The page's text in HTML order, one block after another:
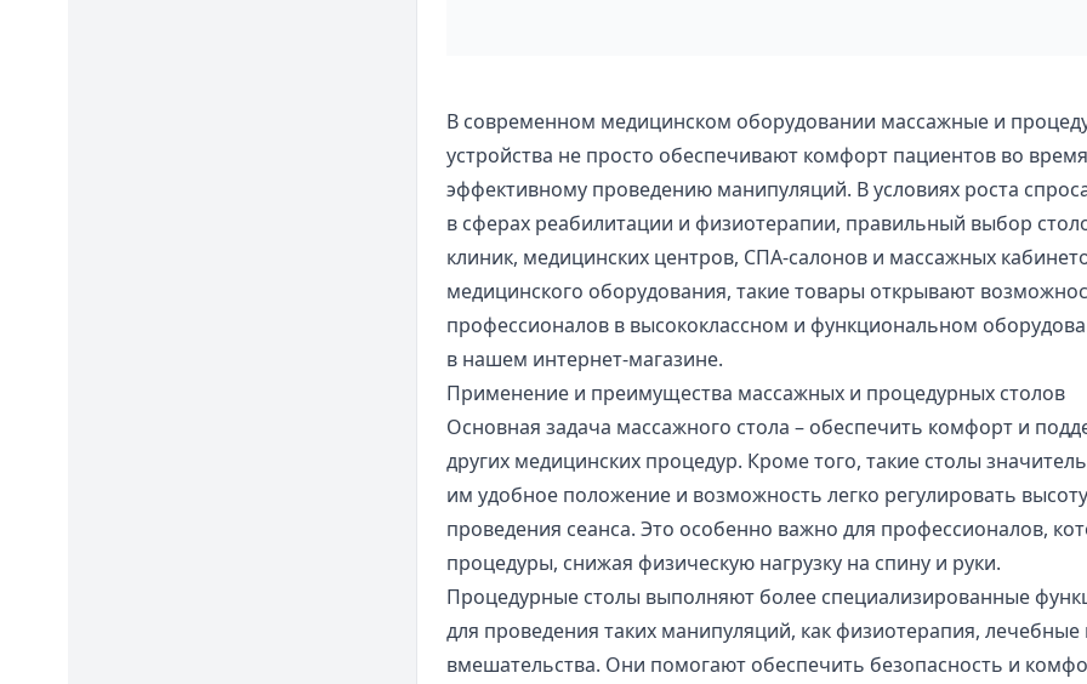
В современном медицинском оборудовании массажные и
устройства не просто обеспечивают комфорт пациентов во
эффективному проведению манипуляций. В условиях роста
в сферах реабилитации и физиотерапии, правильный выбор
клиник, медицинских центров, СПА-салонов и массажных
медицинского оборудования, такие товары открывают
профессионалов в высококлассном и функциональном
в нашем интернет-магазине.
Применение и преимущества массажных и процедурных столов
Основная задача массажного стола – обеспечить комфорт и
других медицинских процедур. Кроме того, такие столы
им удобное положение и возможность легко регулировать
проведения сеанса. Это особенно важно для профессионалов,
процедуры, снижая физическую нагрузку на спину и руки.
Процедурные столы выполняют более специализированные
для проведения таких манипуляций, как физиотерапия,
вмешательства. Они помогают обеспечить безопасность и